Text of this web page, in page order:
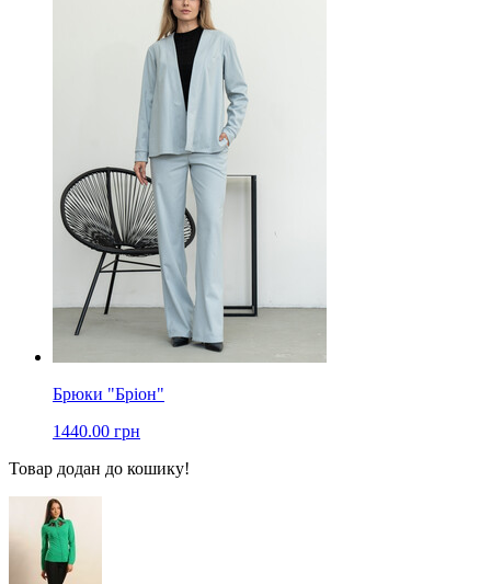
Брюки "Бріон"
1440.00 грн
Товар додан до кошику!